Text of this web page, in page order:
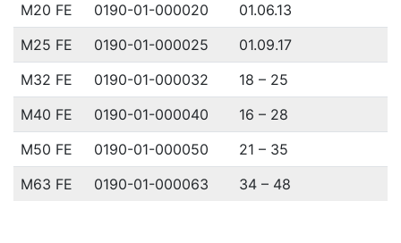
M20 FE
0190-01-000020
01.06.13
M25 FE
0190-01-000025
01.09.17
M32 FE
0190-01-000032
18 – 25
M40 FE
0190-01-000040
16 – 28
M50 FE
0190-01-000050
21 – 35
M63 FE
0190-01-000063 34 – 48